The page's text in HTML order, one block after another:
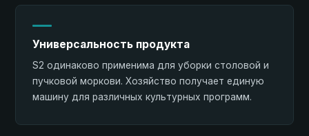
Универсальность продукта
S2 одинаково применима для уборки столовой и
пучковой моркови. Хозяйство получает единую
машину для различных культурных программ.